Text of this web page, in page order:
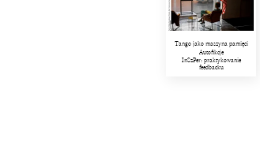
Tango jako maszyna pamięci
Autofikcje
InSzPer: praktykowanie
feedbacku